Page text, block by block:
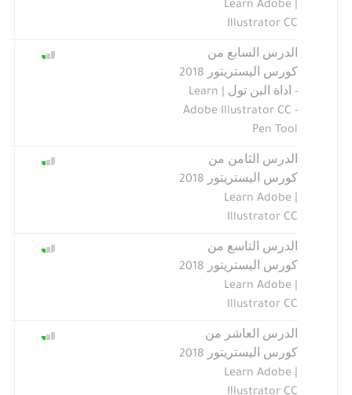
| Learn Adobe
Illustrator CC
الدرس السابع من
كورس اليستريتور 2018
- اداة البن تول | Learn
Adobe Illustrator CC -
Pen Tool
الدرس الثامن من
كورس اليستريتور 2018
| Learn Adobe
Illustrator CC
الدرس التاسع من
كورس اليستريتور 2018
| Learn Adobe
Illustrator CC
الدرس العاشر من
كورس اليستريتور 2018
| Learn Adobe